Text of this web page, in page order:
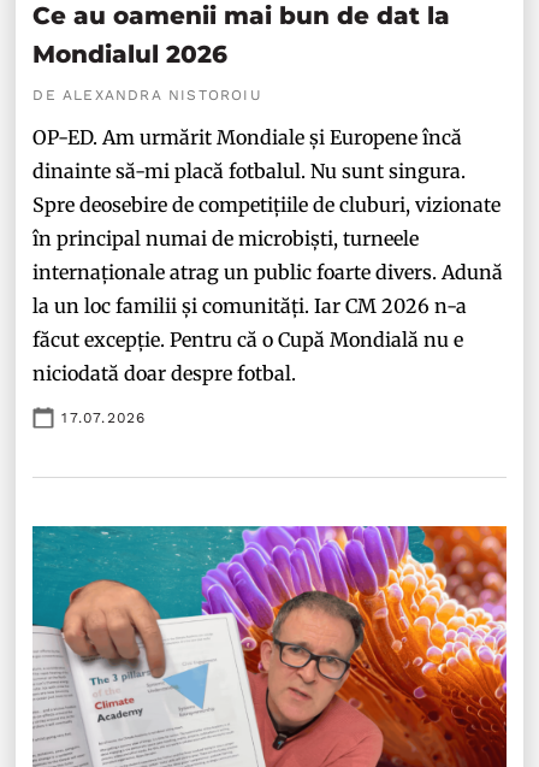
Ce au oamenii mai bun de dat la
Mondialul 2026
DE ALEXANDRA NISTOROIU
OP-ED. Am urmărit Mondiale și Europene încă
dinainte să-mi placă fotbalul. Nu sunt singura.
Spre deosebire de competițiile de cluburi, vizionate
în principal numai de microbiști, turneele
internaționale atrag un public foarte divers. Adună
la un loc familii și comunități. Iar CM 2026 n-a
făcut excepție. Pentru că o Cupă Mondială nu e
niciodată doar despre fotbal.
17.07.2026